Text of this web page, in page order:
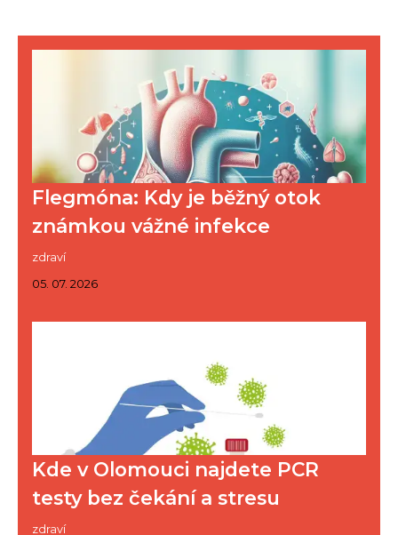
Flegmóna: Kdy je běžný otok
známkou vážné infekce
zdraví
05. 07. 2026
Kde v Olomouci najdete PCR
testy bez čekání a stresu
zdraví